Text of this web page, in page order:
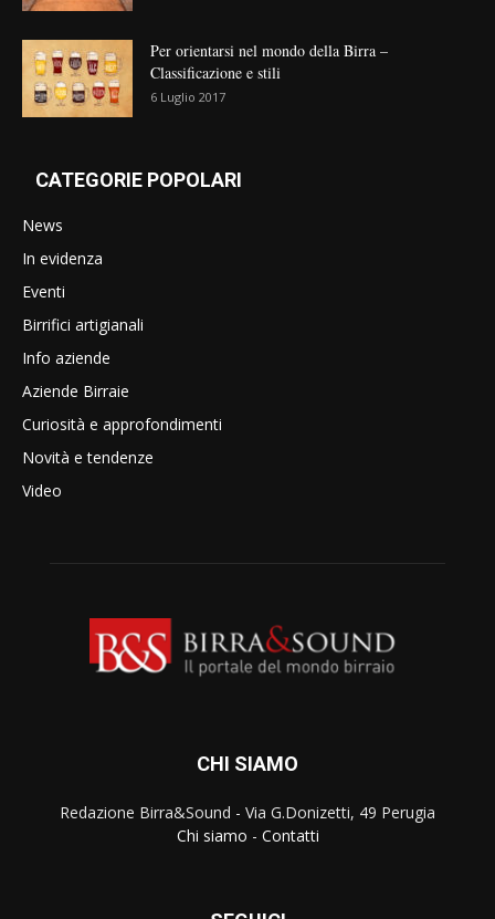
Per orientarsi nel mondo della Birra –
Classificazione e stili
6 Luglio 2017
CATEGORIE POPOLARI
News
In evidenza
Eventi
Birrifici artigianali
Info aziende
Aziende Birraie
Curiosità e approfondimenti
Novità e tendenze
Video
CHI SIAMO
Redazione Birra&Sound - Via G.Donizetti, 49 Perugia
Chi siamo - Contatti